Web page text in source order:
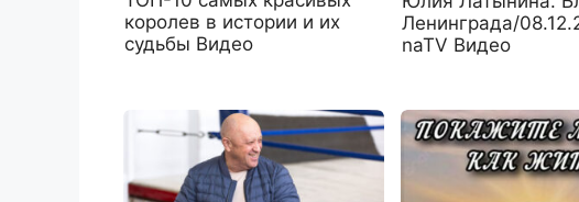
королев в истории и их
судьбы Видео
Ленинграда/
naTV Видео